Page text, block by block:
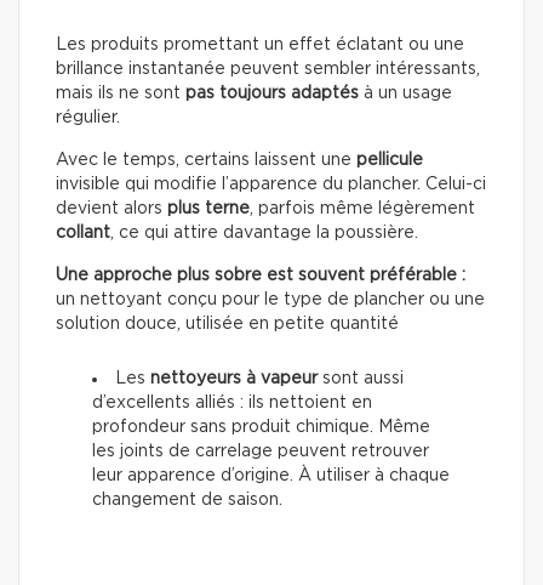
Les produits promettant un effet éclatant ou une
brillance instantanée peuvent sembler intéressants,
mais ils ne sont pas toujours adaptés à un usage
régulier.
Avec le temps, certains laissent une pellicule
invisible qui modifie l’apparence du plancher. Celui-ci
devient alors plus terne , parfois même légèrement
collant , ce qui attire davantage la poussière.
Une approche plus sobre est souvent préférable :
un nettoyant conçu pour le type de plancher ou une
solution douce, utilisée en petite quantité
Les nettoyeurs à vapeursont aussi
d’excellents alliés : ils nettoient en
profondeur sans produit chimique. Même
les joints de carrelage peuvent retrouver
leur apparence d’origine. À utiliser à chaque
changement de saison.